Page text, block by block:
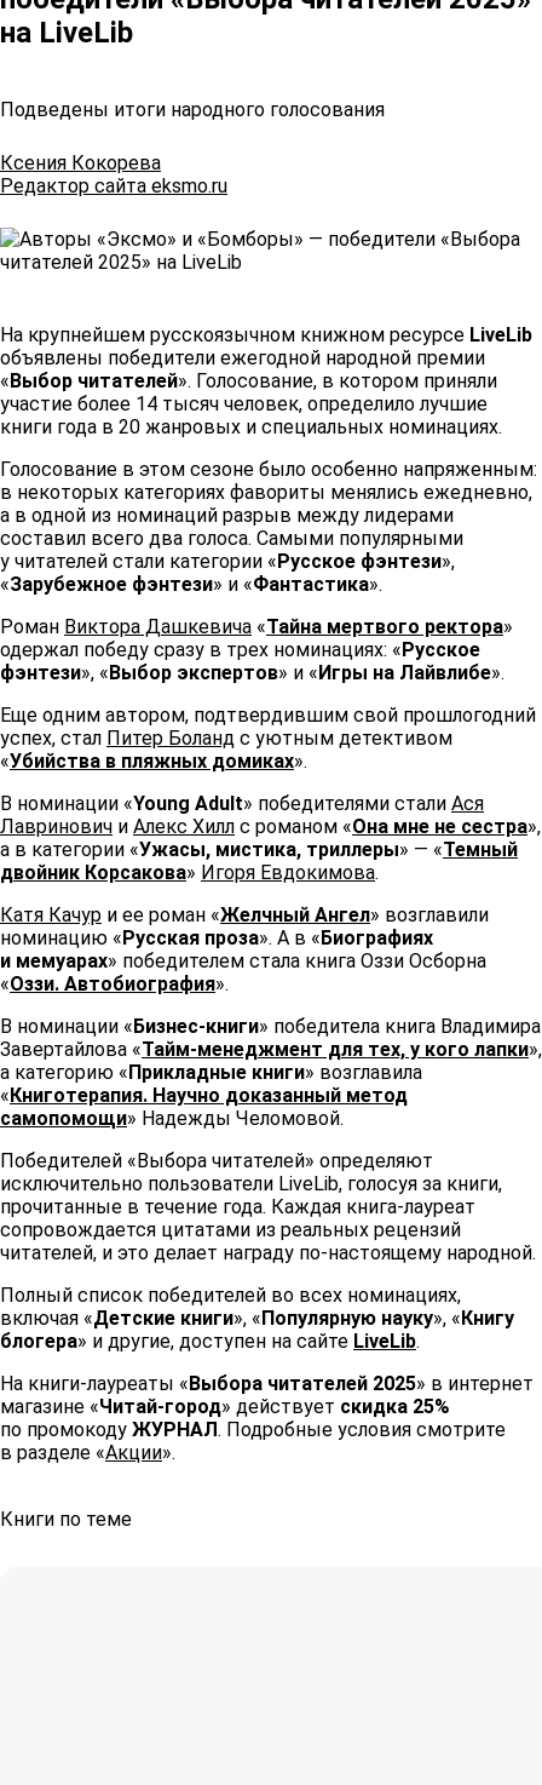
на LiveLib
Подведены итоги народного голосования
Ксения Кокорева
Редактор сайта eksmo.ru
На крупнейшем русскоязычном книжном ресурсе LiveLib
объявлены победители ежегодной народной премии
«Выбор читателей». Голосование, в котором приняли
участие более 14 тысяч человек, определило лучшие
книги года в 20 жанровых и специальных номинациях.
Голосование в этом сезоне было особенно напряженным:
в некоторых категориях фавориты менялись ежедневно,
а в одной из номинаций разрыв между лидерами
составил всего два голоса. Самыми популярными
у читателей стали категории «Русское фэнтези»,
«Зарубежное фэнтези» и «Фантастика».
Роман Виктора Дашкевича «Тайна мертвого ректора»
одержал победу сразу в трех номинациях: «Русское
фэнтези», «Выбор экспертов» и «Игры на Лайвлибе».
Еще одним автором, подтвердившим свой прошлогодний
успех, стал Питер Боланд с уютным детективом
«Убийства в пляжных домиках».
В номинации «Young Adult» победителями стали Ася
Лавринович и Алекс Хилл с романом «Она мне не сестра»,
а в категории «Ужасы, мистика, триллеры» — «Темный
двойник Корсакова» Игоря Евдокимова.
Катя Качур и ее роман «Желчный Ангел» возглавили
номинацию «Русская проза». А в «Биографиях
и мемуарах» победителем стала книга Оззи Осборна
«Оззи. Автобиография».
В номинации «Бизнес-книги» победитела книга Владимира
Завертайлова «Тайм-менеджмент для тех, у кого лапки»,
а категорию «Прикладные книги» возглавила
«Книготерапия. Научно доказанный метод
самопомощи» Надежды Челомовой.
Победителей «Выбора читателей» определяют
исключительно пользователи LiveLib, голосуя за книги,
прочитанные в течение года. Каждая книга-лауреат
сопровождается цитатами из реальных рецензий
читателей, и это делает награду по-настоящему народной.
Полный список победителей во всех номинациях,
включая «Детские книги», «Популярную науку», «Книгу
блогера» и другие, доступен на сайте LiveLib.
На книги-лауреаты «Выбора читателей 2025» в интернет
магазине «Читай-город» действует скидка 25%
по промокоду ЖУРНАЛ. Подробные условия смотрите
в разделе «Акции».
Книги по теме